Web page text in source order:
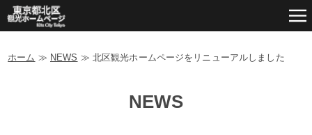
ホーム ≫ NEWS ≫ 北区観光ホームページをリニューアルしました
NEWS